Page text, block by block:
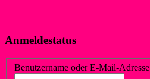
Anmeldestatus
Benutzername oder E-Mail-Adresse